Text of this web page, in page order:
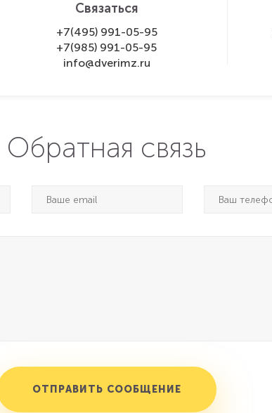
Связаться
+7(495) 991-05-95
+7(985) 991-05-95
info@dverimz.ru
Обратная связь
ОТПРАВИТЬ СООБЩЕНИЕ